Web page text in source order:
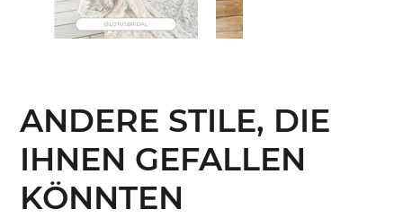
ANDERE STILE, DIE
IHNEN GEFALLEN
KÖNNTEN